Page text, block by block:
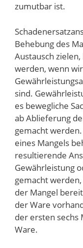
zumutbar ist.
Behebung des
Austausch
werden, wenn
sind.
es bewegliche
ab Ablieferung
gemacht
eines Mangels
resultierende
Gewährleistung
gemacht
der Mangel
der Ware
der ersten sechs
Ware.